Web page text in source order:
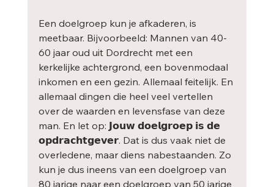
Een doelgroep kun je afkaderen, is
meetbaar. Bijvoorbeeld: Mannen van 40-
60 jaar oud uit Dordrecht met een
kerkelijke achtergrond, een bovenmodaal
inkomen en een gezin. Allemaal feitelijk. En
allemaal dingen die heel veel vertellen
over de waarden en levensfase van deze
man. En let op: 𝗝𝗼𝘂𝘄 𝗱𝗼𝗲𝗹𝗴𝗿𝗼𝗲𝗽 𝗶𝘀 𝗱𝗲
𝗼𝗽𝗱𝗿𝗮𝗰𝗵𝘁𝗴𝗲𝘃𝗲𝗿. Dat is dus vaak niet de
overledene, maar diens nabestaanden. Zo
kun je dus ineens van een doelgroep van
80 jarige naar een doelgroep van 50 jarige